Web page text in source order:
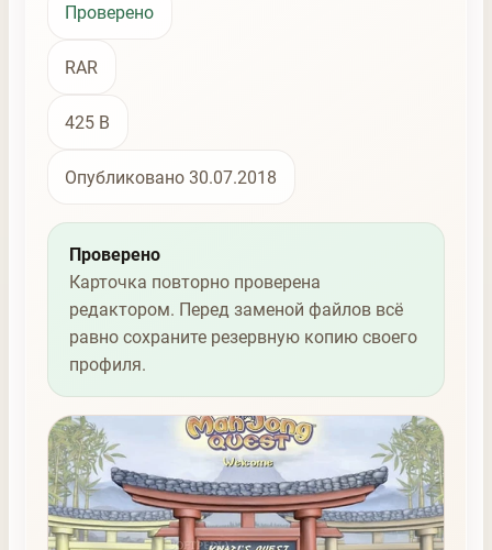
Проверено
RAR
425 B
Опубликовано 30.07.2018
Проверено
Карточка повторно проверена
редактором. Перед заменой файлов всё
равно сохраните резервную копию своего
профиля.